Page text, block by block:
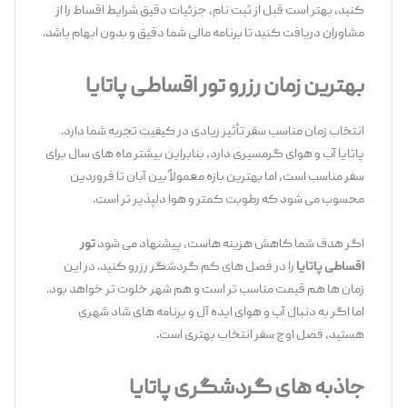
کنید، بهتر است قبل از ثبت ‌نام، جزئیات دقیق شرایط اقساط را از
مشاوران دریافت کنید تا برنامه مالی شما دقیق و بدون ابهام باشد.
بهترین زمان رزرو تور اقساطی پاتایا
انتخاب زمان مناسب سفر تأثیر زیادی در کیفیت تجربه شما دارد.
پاتایا آب ‌و هوای گرمسیری دارد، بنابراین بیشتر ماه‌ های سال برای
سفر مناسب است، اما بهترین بازه معمولاً بین آبان تا فروردین
محسوب می ‌شود که رطوبت کمتر و هوا دلپذیر تر است.
اگر هدف شما کاهش هزینه‌ هاست، پیشنهاد می‌ شودتور
اقساطی پاتایارا در فصل ‌های کم‌ گردشگر رزرو کنید. در این
زمان ‌ها هم قیمت مناسب ‌تر است و هم شهر خلوت ‌تر خواهد بود.
اما اگر به دنبال آب ‌و هوای ایده ‌آل و برنامه ‌های شاد شهری
هستید، فصل اوج سفر انتخاب بهتری است.
جاذبه های گردشگری پاتایا